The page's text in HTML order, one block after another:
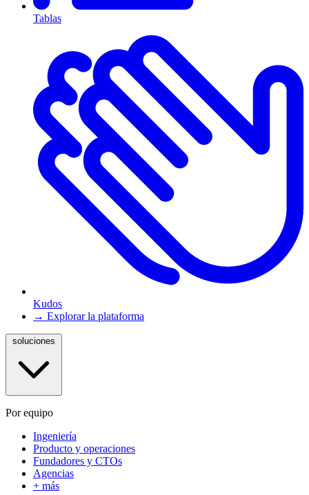
Tablas
Kudos
→ Explorar la plataforma
Por equipo
Ingeniería
Producto y operaciones
Fundadores y CTOs
Agencias
+ más